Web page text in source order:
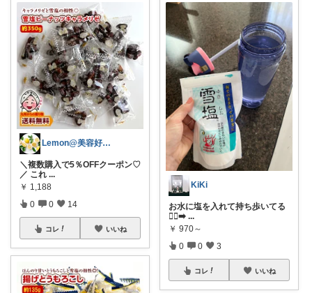
Lemon@美容好きのゆる無添加生活
＼複数購入で5％OFFクーポン♡
／ これ ...
￥ 1,188
0 0 14
コレ いいね
KiKi
お水に塩を入れて持ち歩いてる
🚶‍♀️‍➡️ ...
￥ 970～
0 0 3
コレ いいね